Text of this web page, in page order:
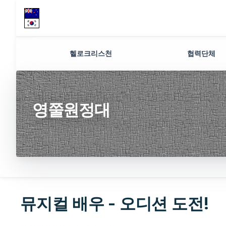
헬로크리스천 협력단체
영쭐원정대
뮤지컬 배우 - 오디션 도전!